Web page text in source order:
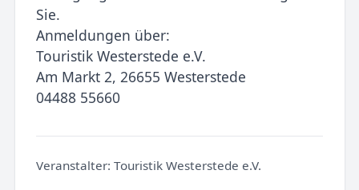
Sie.
Anmeldungen über:
Touristik Westerstede e.V.
Am Markt 2, 26655 Westerstede
04488 55660
Veranstalter: Touristik Westerstede e.V.